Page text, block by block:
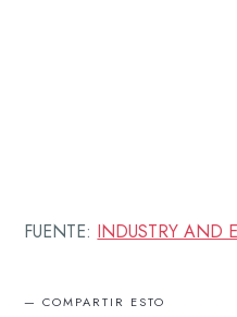
FUENTE: INDUSTRY AND
COMPARTIR ESTO